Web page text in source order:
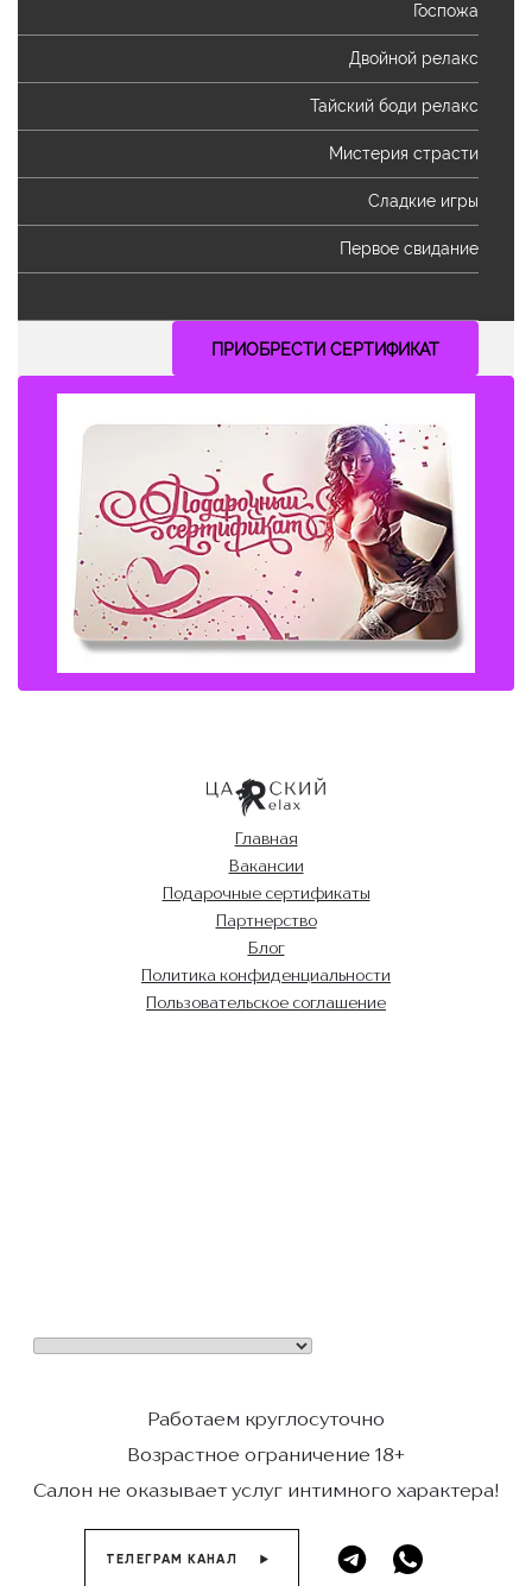
Госпожа
Двойной релакс
Тайский боди релакс
Мистерия страсти
Сладкие игры
Первое свидание
ПРИОБРЕСТИ СЕРТИФИКАТ
Главная
Вакансии
Подарочные сертификаты
Партнерство
Блог
Политика конфиденциальности
Пользовательское соглашение
Работаем круглосуточно
Возрастное ограничение 18+
Салон не оказывает услуг интимного характера!
ТЕЛЕГРАМ КАНАЛ